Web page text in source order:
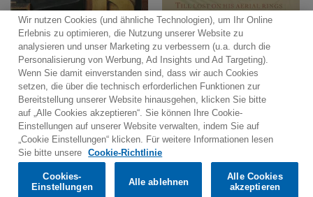
Kontakt Newsletter
Warner Music Medienservice
Nutzungsbedingungen
Datenschutzerklärungen
Cookies-Richtlinien
Cookies-Einstellungen
© 2025 Parlophone Records Limited. All rights reserved.
Would you prefer to visit our website in English?
Confirm
Wir nutzen Cookies (und ähnliche Technologien), um Ihr Online
Erlebnis zu optimieren, die Nutzung unserer Website zu
analysieren und unser Marketing zu verbessern (u.a. durch die
Personalisierung von Werbung, Ad Insights und Ad Targeting).
Wenn Sie damit einverstanden sind, dass wir auch Cookies
setzen, die über die technisch erforderlichen Funktionen zur
Bereitstellung unserer Website hinausgehen, klicken Sie bitte
auf „Alle Cookies akzeptieren“. Sie können Ihre Cookie-
Einstellungen auf unserer Website verwalten, indem Sie auf
„Cookie Einstellungen“ klicken. Für weitere Informationen lesen
Sie bitte unsere
Cookie-Richtlinie
Cookies-
Einstellungen
Alle ablehnen
Alle Cookies
akzeptieren